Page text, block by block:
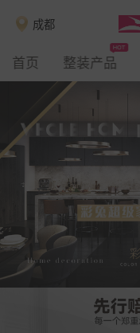
成都
首页 整装产品